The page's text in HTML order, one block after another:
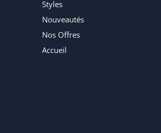
Styles
Nouveautés
Nos Offres
Accueil